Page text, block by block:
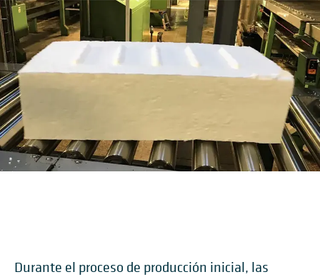
Durante el proceso de producción inicial, las